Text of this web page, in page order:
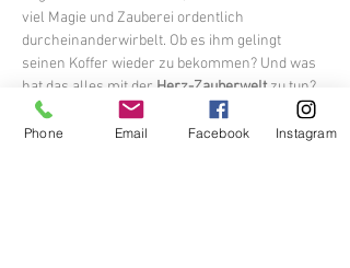
viel Magie und Zauberei ordentlich
durcheinanderwirbelt. Ob es ihm gelingt
seinen Koffer wieder zu bekommen? Und was
hat das alles mit der Herz-Zauberwelt zu tun?
Nun heißt es mutig sein, lieber Elio! Zum Glück
gibt es in Elios Abenteuer fantastische Helfer
Phone Email Facebook Instagram